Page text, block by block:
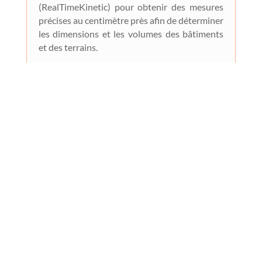
(RealTimeKinetic) pour obtenir des mesures
précises au centimètre près afin de déterminer
les dimensions et les volumes des bâtiments
et des terrains.